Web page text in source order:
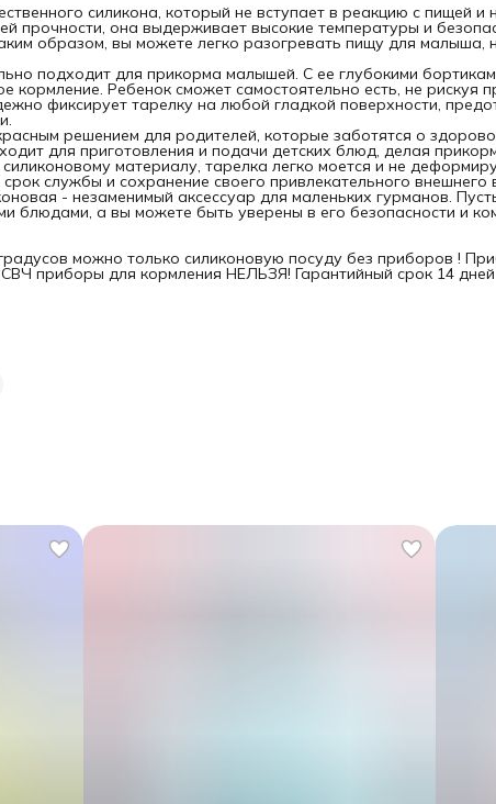
силикона, который не вступает в реакцию с пищей и
прочности, она выдерживает высокие температуры и
образом, вы можете легко разогревать пищу для малыша,
подходит для прикорма малышей. С ее глубокими
кормление. Ребенок сможет самостоятельно есть, не рискуя
фиксирует тарелку на любой гладкой поверхности,
решением для родителей, которые заботятся о
для приготовления и подачи детских блюд, делая
материалу, тарелка легко моется и не
службы и сохранение своего привлекательного внешнего
- незаменимый аксессуар для маленьких гурманов.
блюдами, а вы можете быть уверены в его безопасности и
можно только силиконовую посуду без приборов !
СВЧ приборы для кормления НЕЛЬЗЯ! Гарантийный срок 14 дней